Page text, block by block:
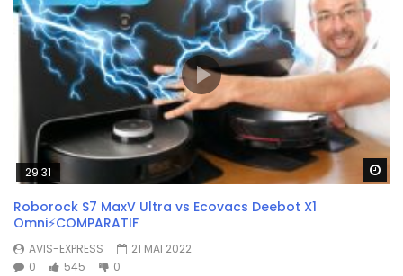
29:31
Roborock S7 MaxV Ultra vs Ecovacs Deebot X1
Omni⚡COMPARATIF
AVIS-EXPRESS
21 MAI 2022
0
545 0